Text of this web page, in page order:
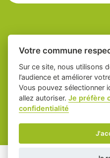
Place du village la
des collectivités
Mentions légales-
Votre commune
Sur ce site, nous utilisons
l’audience et améliorer
Vous pouvez sélectionner
allez autoriser.Je préfère
confidentialité